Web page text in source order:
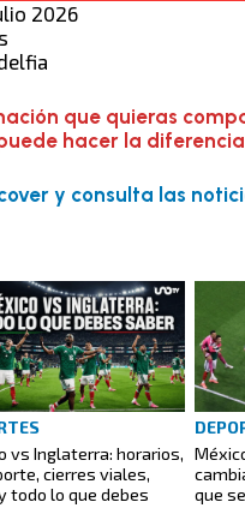
2026
que quieras
hacer la
y consulta las
vs Inglaterra: horarios,
cierres viales,
todo lo que debes
que